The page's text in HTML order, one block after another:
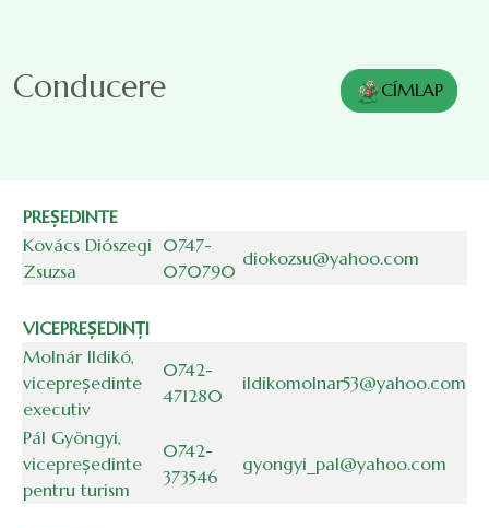
Conducere CÍMLAP
PREȘEDINTE
Kovács Diószegi
Zsuzsa
0747-
070790
diokozsu@yahoo.com
VICEPREȘEDINȚI
Molnár Ildikó,
vicepreședinte
executiv
0742-
471280
ildikomolnar53@yahoo.com
Pál Gyöngyi,
vicepreședinte
pentru turism
0742-
373546
gyongyi_pal@yahoo.com